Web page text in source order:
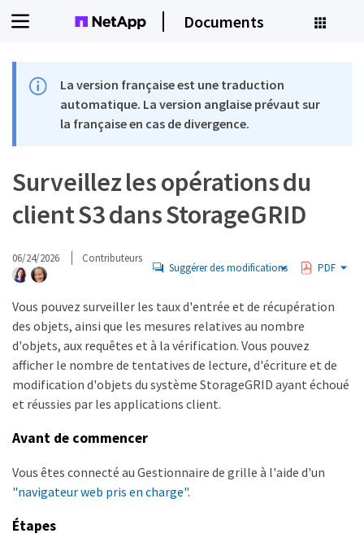
Documents
La version française est une traduction
automatique. La version anglaise prévaut sur
la française en cas de divergence.
Surveillez les opérations du
client S3 dans StorageGRID
06/24/2026 Contributeurs
Suggérer des modifications PDF
Vous pouvez surveiller les taux d'entrée et de récupération
des objets, ainsi que les mesures relatives au nombre
d'objets, aux requêtes et à la vérification. Vous pouvez
afficher le nombre de tentatives de lecture, d'écriture et de
modification d'objets du système StorageGRID ayant échoué
et réussies par les applications client.
Avant de commencer
Vous êtes connecté au Gestionnaire de grille à l'aide d'un
"navigateur web pris en charge".
Étapes